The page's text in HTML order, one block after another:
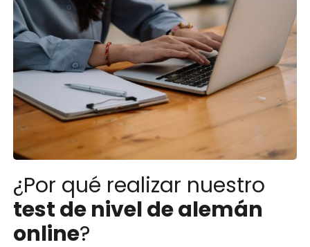
¿Por qué realizar nuestro
test de nivel de alemán
online?